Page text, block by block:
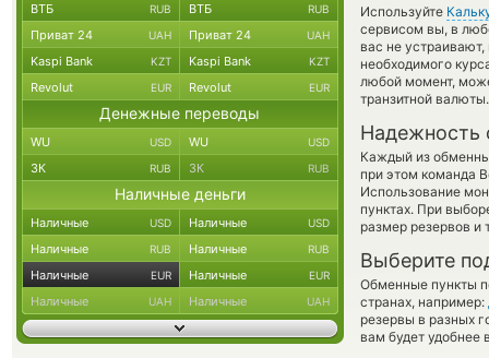
Используйте
сервисом вы, в
вас не
необходимого
любой момент,
транзитной валюты.
Надежность
Каждый из
при этом команда
Использование
пунктах. При
размер резервов и
Выберите
Обменные пункты
странах, например:
резервы в разных
вам будет удобнее
ВТБ RUB ВТБ RUB
Приват 24 UAH Приват 24 UAH
Kaspi Bank KZT Kaspi Bank KZT
Revolut EUR Revolut EUR
Денежные переводы
WU USD WU USD
ЗК RUB ЗК RUB
Наличные деньги
Наличные USD Наличные USD
Наличные RUB Наличные RUB
Наличные EUR Наличные EUR
Наличные UAH Наличные UAH